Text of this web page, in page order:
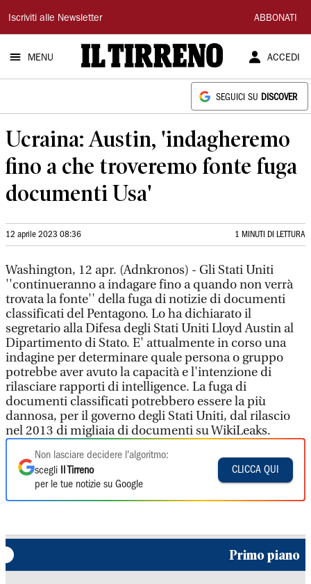
Il
Tirreno
Iscriviti alle Newsletter ABBONATI
MENU ACCEDI
SEGUICI SU DISCOVER
Ucraina: Austin, 'indagheremo
fino a che troveremo fonte fuga
documenti Usa'
12 aprile 2023 08:36 1 MINUTI DI LETTURA
Washington, 12 apr. (Adnkronos) - Gli Stati Uniti
''continueranno a indagare fino a quando non verrà
trovata la fonte'' della fuga di notizie di documenti
classificati del Pentagono. Lo ha dichiarato il
segretario alla Difesa degli Stati Uniti Lloyd Austin al
Dipartimento di Stato. E' attualmente in corso una
indagine per determinare quale persona o gruppo
potrebbe aver avuto la capacità e l'intenzione di
rilasciare rapporti di intelligence. La fuga di
documenti classificati potrebbero essere la più
dannosa, per il governo degli Stati Uniti, dal rilascio
nel 2013 di migliaia di documenti su WikiLeaks.
Non lasciare decidere l'algoritmo:
scegli
Il Tirreno
per le tue notizie su Google
CLICCA QUI
Primo piano